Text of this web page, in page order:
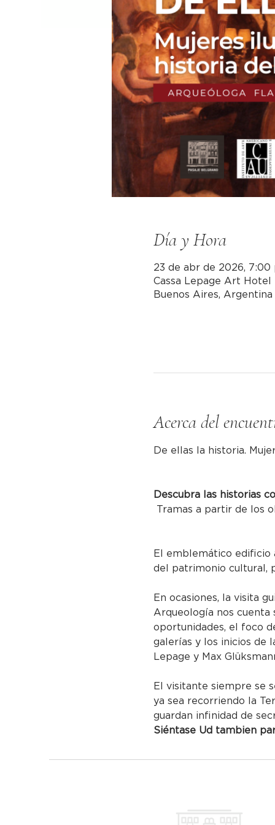
Día y Hora
23 de abr de 2026, 7:00
Cassa Lepage Art Hotel
Buenos Aires, Argentina
Acerca del
De ellas la historia.
Descubra las historias
Tramas a partir de los
El emblemático edificio
del patrimonio cultural,
En ocasiones, la visita
Arqueología nos cuenta
oportunidades, el foco
galerías y los inicios de
Lepage y Max
El visitante siempre se
ya sea recorriendo la
guardan infinidad de
Siéntase Ud tambien